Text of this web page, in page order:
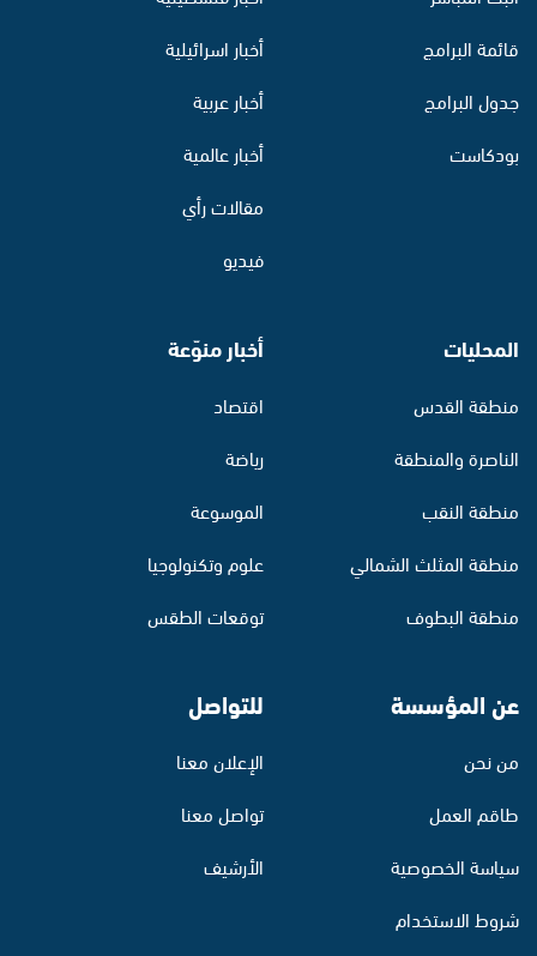
قائمة البرامج
جدول البرامج
بودكاست
أخبار اسرائيلية
أخبار عربية
أخبار عالمية
مقالات رأي
فيديو
المحليات
منطقة القدس
الناصرة والمنطقة
منطقة النقب
منطقة المثلث الشمالي
منطقة البطوف
أخبار منوّعة
اقتصاد
رياضة
الموسوعة
علوم وتكنولوجيا
توقعات الطقس
عن المؤسسة
من نحن
طاقم العمل
سياسة الخصوصية
شروط الاستخدام
للتواصل
الإعلان معنا
تواصل معنا
الأرشيف